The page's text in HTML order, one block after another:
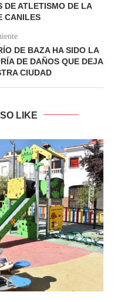
DE ATLETISMO DE LA
CANILES
DE BAZA HA SIDO LA
DE DAÑOS QUE DEJA
CIUDAD
LIKE